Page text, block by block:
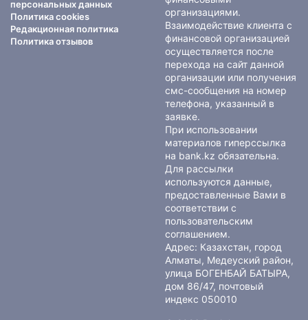
персональных данных
Политика cookies
Редакционная политика
Политика отзывов
организациями.
Взаимодействие клиента с
финансовой организацией
осуществляется после
перехода на сайт данной
организации или получения
смс-сообщения на номер
телефона, указанный в
заявке.
При использовании
материалов гиперссылка
на bank.kz обязательна.
Для рассылки
используются данные,
предоставленные Вами в
соответствии с
пользовательским
соглашением.
Адрес: Казахстан, город
Алматы, Медеуский район,
улица БОГЕНБАЙ БАТЫРА,
дом 86/47, почтовый
индекс 050010